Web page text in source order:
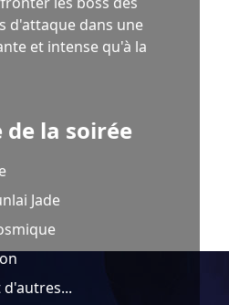
d'attaque dans une
et intense qu'à la
la soirée
Jade